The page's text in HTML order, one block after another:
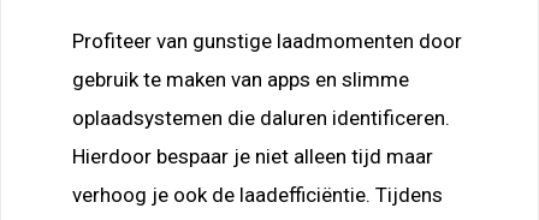
Profiteer van gunstige laadmomenten door
gebruik te maken van apps en slimme
oplaadsystemen die daluren identificeren.
Hierdoor bespaar je niet alleen tijd maar
verhoog je ook de laadefficiëntie. Tijdens